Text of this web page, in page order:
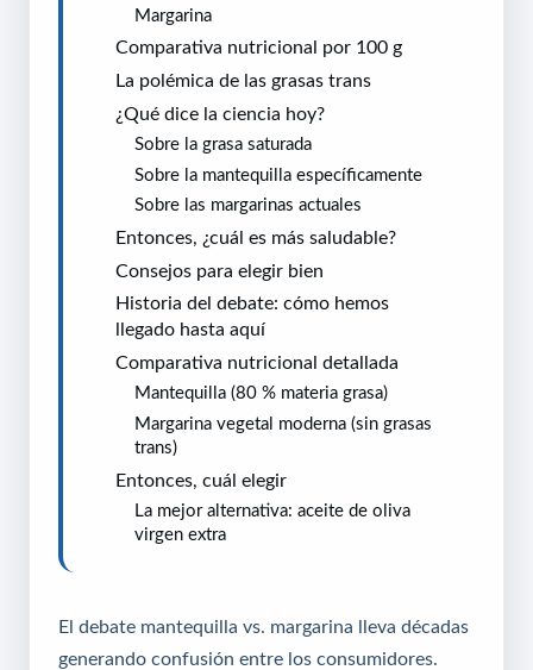
Margarina
Comparativa nutricional por 100 g
La polémica de las grasas trans
¿Qué dice la ciencia hoy?
Sobre la grasa saturada
Sobre la mantequilla específicamente
Sobre las margarinas actuales
Entonces, ¿cuál es más saludable?
Consejos para elegir bien
Historia del debate: cómo hemos
llegado hasta aquí
Comparativa nutricional detallada
Mantequilla (80 % materia grasa)
Margarina vegetal moderna (sin grasas
trans)
Entonces, cuál elegir
La mejor alternativa: aceite de oliva
virgen extra
El debate mantequilla vs. margarina lleva décadas
generando confusión entre los consumidores.